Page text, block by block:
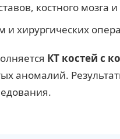
костного мозга
и хирургических
КТ костей с
аномалий.